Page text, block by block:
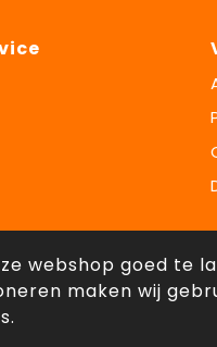
Lowette Gifts 2026
webshop goed te
maken wij